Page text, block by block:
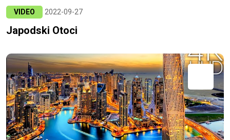
VIDEO 2022-09-27
Japodski Otoci